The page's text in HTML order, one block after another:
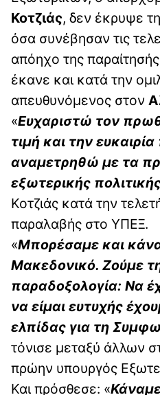
Κοτζιάς, δεν έκρυψε
όσα συνέβησαν τις
απόηχο της
έκανε και κατά την
απευθυνόμενος στον
«Ευχαριστώ τον
τιμή και την
αναμετρηθώ με τα
εξωτερικής
Κοτζιάς κατά την
παραλαβής στο ΥΠΕΞ.
«Μπορέσαμε και
Μακεδονικό. Ζούμε
παραδοξολογία: Να
να είμαι ευτυχής
ελπίδας για τη
τόνισε μεταξύ άλλων
πρώην υπουργός
Και πρόσθεσε: «